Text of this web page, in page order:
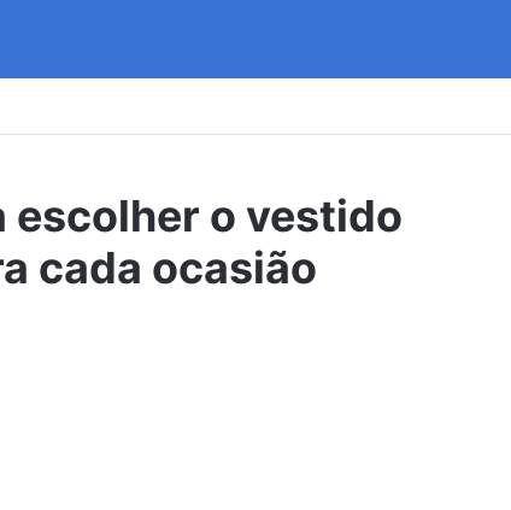
escolher o vestido
cada ocasião